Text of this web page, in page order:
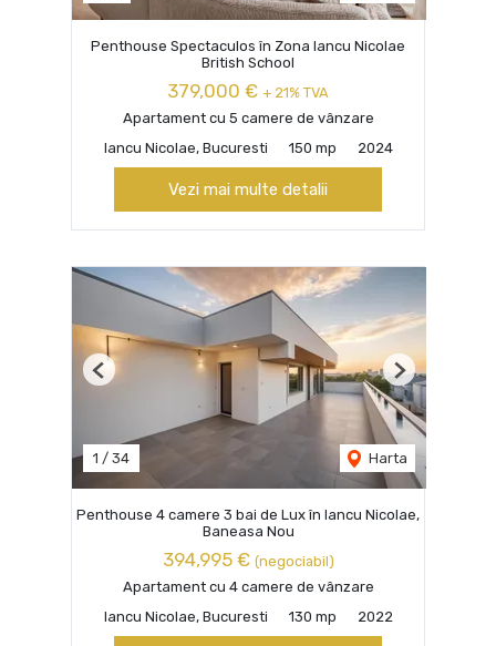
Penthouse Spectaculos în Zona Iancu Nicolae
British School
379,000 € + 21% TVA
Apartament cu 5 camere de vânzare
Iancu Nicolae, Bucuresti
150 mp 2024
Vezi mai multe detalii
1 / 34 Harta
Previous Next
Penthouse 4 camere 3 bai de Lux în Iancu Nicolae,
Baneasa Nou
394,995 € (negociabil)
Apartament cu 4 camere de vânzare
Iancu Nicolae, Bucuresti
130 mp 2022